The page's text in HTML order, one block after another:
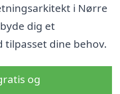
i Nørre
dig et
dine behov.
og